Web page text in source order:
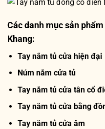
Các danh mục sản
Khang:
Tay nắm tủ cửa hiện đại
Núm nắm cửa tủ
Tay nắm tủ cửa tân cổ
Tay nắm tủ cửa bằng
Tay nắm tủ cửa âm